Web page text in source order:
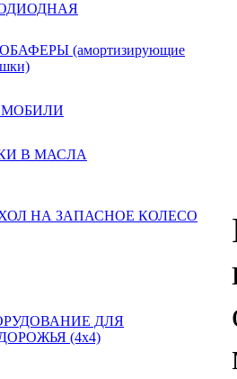
(амортизирующие
В МАСЛА
НА ЗАПАСНОЕ КОЛЕСО
ДЛЯ
(4x4)